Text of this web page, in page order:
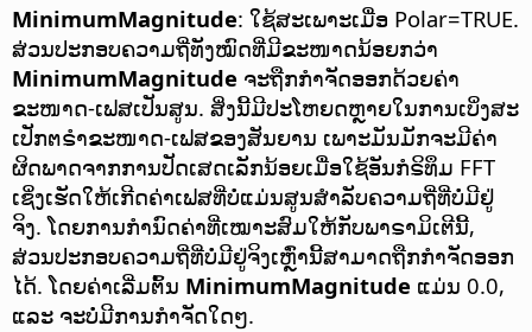
MinimumMagnitude: ໃຊ້ສະເພາະເມື່ອ Polar=TRUE.
ສ່ວນປະກອບຄວາມຖີ່ທັງໝົດທີ່ມີຂະໜາດນ້ອຍກວ່າ
MinimumMagnitude ຈະຖືກກຳຈັດອອກດ້ວຍຄ່າ
ຂະໜາດ-ເຟສເປັນສູນ. ສິ່ງນີ້ມີປະໂຫຍດຫຼາຍໃນການເບິ່ງສະ
ເປັກຕຣຳຂະໜາດ-ເຟສຂອງສັນຍານ ເພາະມັນມັກຈະມີຄ່າ
ຜິດພາດຈາກການປັດເສດເລັກນ້ອຍເມື່ອໃຊ້ອັນກໍຣິທຶມ FFT
ເຊິ່ງເຮັດໃຫ້ເກີດຄ່າເຟສທີ່ບໍ່ແມ່ນສູນສຳລັບຄວາມຖີ່ທີ່ບໍ່ມີຢູ່
ຈິງ. ໂດຍການກຳນົດຄ່າທີ່ເໝາະສົມໃຫ້ກັບພາຣາມິເຕີນີ້,
ສ່ວນປະກອບຄວາມຖີ່ທີ່ບໍ່ມີຢູ່ຈິງເຫຼົ່ານີ້ສາມາດຖືກກຳຈັດອອກ
ໄດ້. ໂດຍຄ່າເລີ່ມຕົ້ນ MinimumMagnitude ແມ່ນ 0.0,
ແລະ ຈະບໍ່ມີການກຳຈັດໃດໆ.